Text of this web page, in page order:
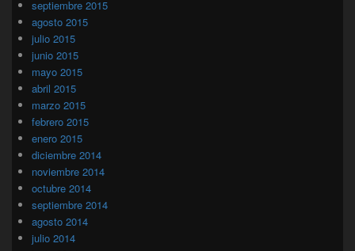
septiembre 2015
agosto 2015
julio 2015
junio 2015
mayo 2015
abril 2015
marzo 2015
febrero 2015
enero 2015
diciembre 2014
noviembre 2014
octubre 2014
septiembre 2014
agosto 2014
julio 2014